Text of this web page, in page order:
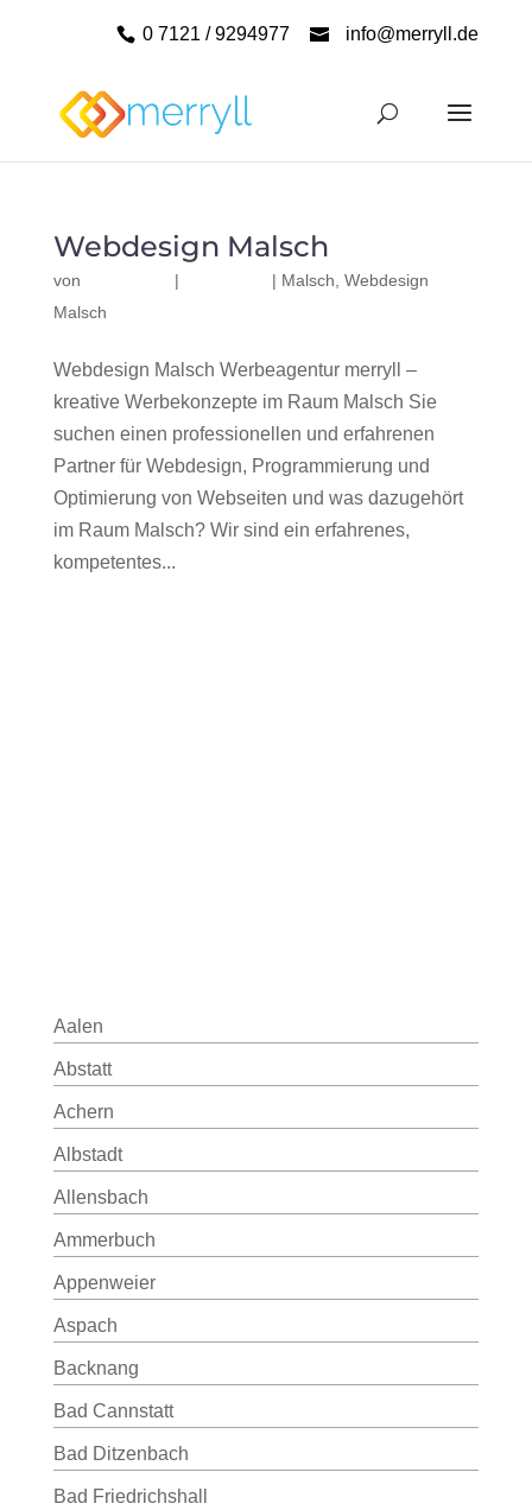
0 7121 / 9294977 info@merryll.de
Webdesign Malsch
von | | Malsch Webdesign
Malsch
Webdesign Malsch Werbeagentur merryll –
kreative Werbekonzepte im Raum Malsch Sie
suchen einen professionellen und erfahrenen
Partner für Webdesign, Programmierung und
Optimierung von Webseiten und was dazugehört
im Raum Malsch? Wir sind ein erfahrenes,
kompetentes...
Aalen
Abstatt
Achern
Albstadt
Allensbach
Ammerbuch
Appenweier
Aspach
Backnang
Bad Cannstatt
Bad Ditzenbach
Bad Friedrichshall